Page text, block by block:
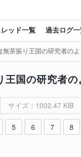
レッド一覧 過去ログ
無茶振り王国の研究者の
王国の研究者
サイズ：1002.47 KiB
5 6 7 8